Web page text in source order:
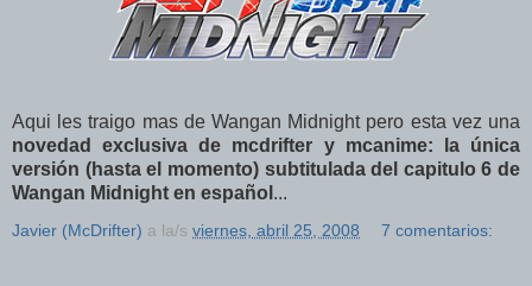
Aqui les traigo mas de Wangan Midnight pero esta vez una
novedad exclusiva de mcdrifter y mcanime: la única
versión (hasta el momento) subtitulada del capitulo 6 de
Wangan Midnight en español ...
Javier (McDrifter) a la/s viernes, abril 25, 2008 7 comentarios: